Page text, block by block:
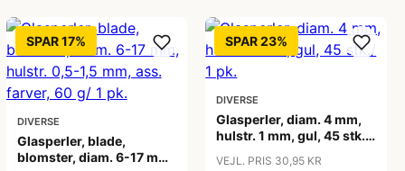
SPAR 17%
DIVERSE
Glasperler, blade,
blomster, diam. 6-17 mm,
SPAR 23%
DIVERSE
Glasperler, diam. 4 mm,
hulstr. 1 mm, gul, 45 stk./
VEJL. PRIS 30,95 KR